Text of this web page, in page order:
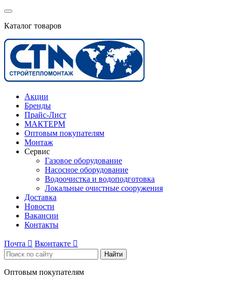
Каталог товаров
Акции
Бренды
Прайс-Лист
МАКТЕРМ
Оптовым покупателям
Монтаж
Сервис
Газовое оборудование
Насосное оборудование
Водоочистка и водоподготовка
Локальные очистные сооружения
Доставка
Новости
Вакансии
Контакты
Почта  Вконтакте 
Найти
Оптовым покупателям